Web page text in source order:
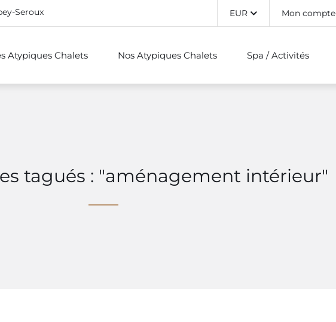
Seroux EUR Mon compte
Atypiques Chalets Nos Atypiques Chalets Spa / Activités
tagués : "aménagement intérieur"